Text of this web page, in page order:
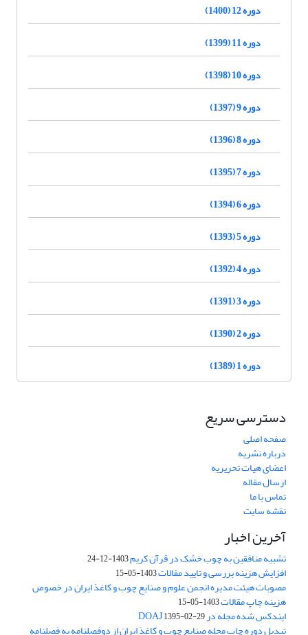
دوره 12 (1400)
دوره 11 (1399)
دوره 10 (1398)
دوره 9 (1397)
دوره 8 (1396)
دوره 7 (1395)
دوره 6 (1394)
دوره 5 (1393)
دوره 4 (1392)
دوره 3 (1391)
دوره 2 (1390)
دوره 1 (1389)
دسترسی سریع
صفحه اصلی
درباره نشریه
اعضای هیات تحریریه
ارسال مقاله
تماس با ما
نقشه سایت
آخرین اخبار
تشبیه منافقین به چوب خشک در قرآن کریم1403-12-24
افزایش هزینه بررسی و تایید مقالات1403-05-15
مصوبات هیئت مدیره انجمن علوم و صنایع چوب و کاغذ ایران در خصوص
هزینه چاپ مقالات1403-05-15
ایندکس شده مجله در DOAJ1395-02-29
تبدیل دوره چاپ مجله صنایع چوب و کاغذ ایران از دوفصلنامه به فصلنامه